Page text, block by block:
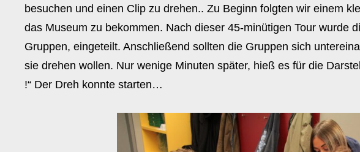
besuchen und einen Clip zu drehen.. Zu Beginn folgten wir einem
das Museum zu bekommen. Nach dieser 45-minütigen Tour wurde
Gruppen, eingeteilt. Anschließend sollten die Gruppen sich
sie drehen wollen. Nur wenige Minuten später, hieß es für die
!“ Der Dreh konnte starten…